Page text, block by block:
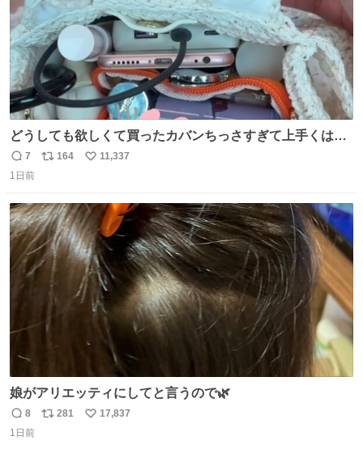
どうしても欲しくて買ったカバンちっさすぎて上手くはめ
ないと荷物入らん。女のカバンってなんでこんなちっさい
の
返
信
7
リ
ト
数
164
い
数
11,337
1日前
娘がアリエッティにしてと言うので🌿
返
信
8
リ
281
い
17,837
1日前